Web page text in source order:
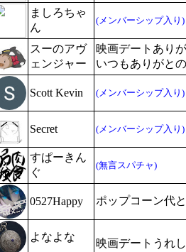
ましろちゃ
ん
(メンバーシップ入り)
スーのアヴ
ェンジャー
映画デートあり
いつもありがとの
Scott Kevin (メンバーシップ入り)
Secret (メンバーシップ入り)
すぱーきん
ぐ
(無言スパチャ)
0527Happy
ポップコーン代
よなよな
映画デートうれ